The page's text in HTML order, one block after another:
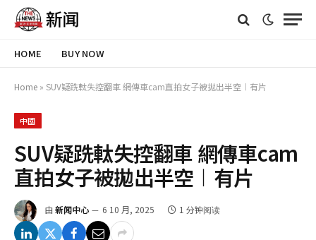
HOME BUY NOW
Home » SUV疑跣軚失控翻車 網傳車cam直拍女子被拋出半空︱有片
中國
SUV疑跣軚失控翻車 網傳車cam
直拍女子被拋出半空︱有片
由 新闻中心 6 10 月, 2025 1 分钟阅读